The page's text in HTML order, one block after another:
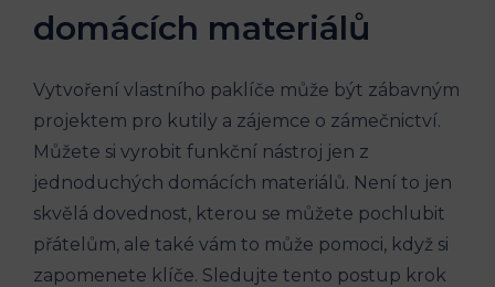
domácích materiálů
Vytvoření vlastního paklíče může být zábavným
projektem pro kutily a zájemce o zámečnictví.
Můžete si vyrobit funkční nástroj jen z
jednoduchých domácích materiálů. Není to jen
skvělá dovednost, kterou se můžete pochlubit
přátelům, ale také vám to může pomoci, když si
zapomenete klíče. Sledujte tento postup krok